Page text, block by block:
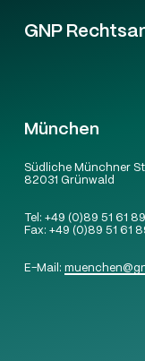
GNP
München
Südliche Münchner
82031 Grünwald
Tel:+49 (0)89 51 61
Fax:+49 (0)89 51 61
E-Mail:muenchen@